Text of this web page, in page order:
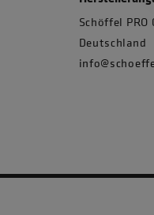
Schöffel
Deutschland